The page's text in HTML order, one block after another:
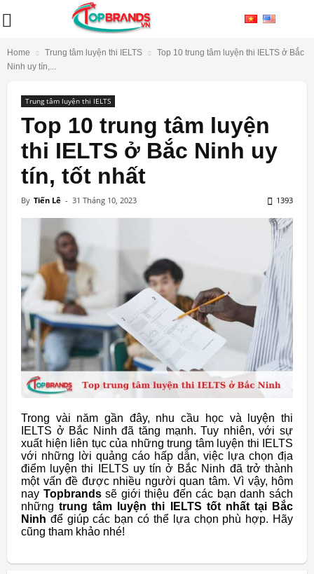
Home Trung tâm luyện thi IELTS
Top 10 trung tâm luyện thi IELTS ở Bắc
Ninh uy tín,...
Trung tâm luyện thi IELTS
Top 10 trung tâm luyện
thi IELTS ở Bắc Ninh uy
tín, tốt nhất
By Tiến Lê - 31 Tháng 10, 2023 1393
Trong vài năm gần đây, nhu cầu học và luyện thi
IELTS ở Bắc Ninh đã tăng mạnh. Tuy nhiên, với sự
xuất hiện liên tục của những trung tâm luyện thi IELTS
với những lời quảng cáo hấp dẫn, việc lựa chọn địa
điểm luyện thi IELTS uy tín ở Bắc Ninh đã trở thành
một vấn đề được nhiều người quan tâm. Vì vậy, hôm
nay Topbrandssẽ giới thiệu đến các bạn danh sách
những trung tâm luyện thi IELTS tốt nhất tại Bắc
Ninh để giúp các bạn có thể lựa chọn phù hợp. Hãy
cũng tham khảo nhé!